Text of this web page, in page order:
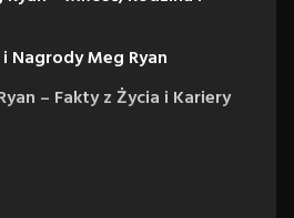
Nagrody Meg Ryan
– Fakty z Życia i Kariery